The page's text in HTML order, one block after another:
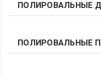
ПОЛИРОВАЛЬНЫЕ
ПОЛИРОВАЛЬНЫЕ